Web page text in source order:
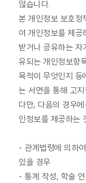
않습니다.
본 개인정보 보호정
여 개인정보를 제공
받거나 공유하는 자
유되는 개인정보항
목적이 무엇인지
는 서면을 통해 고
다만, 다음의 경우
인정보를 제공하는
- 관계법령에 의하
있을 경우
- 통계 작성, 학술